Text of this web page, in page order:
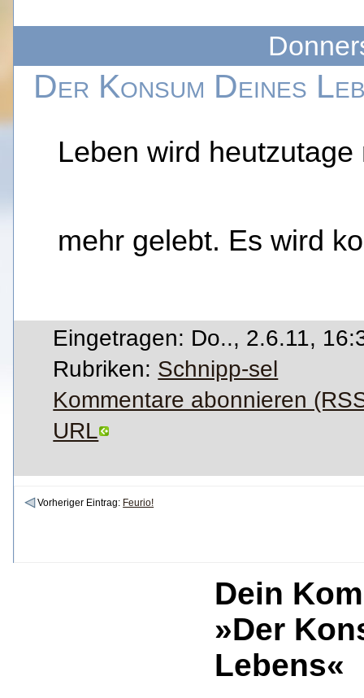
Der Konsum Deines
Leben wird heutzutage
mehr gelebt. Es wird
Eingetragen: Do.., 2.6.11,
Rubriken: Schnipp-sel
Kommentare abonnieren
URL
Vorheriger Eintrag: Feurio!
Dein
»Der
Lebens«